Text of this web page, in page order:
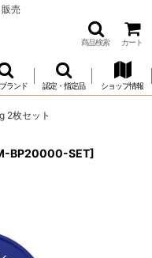
販売
商品検索 カート
ランド 認定・指定品 ショップ情報
2枚セット
BP20000-SET]